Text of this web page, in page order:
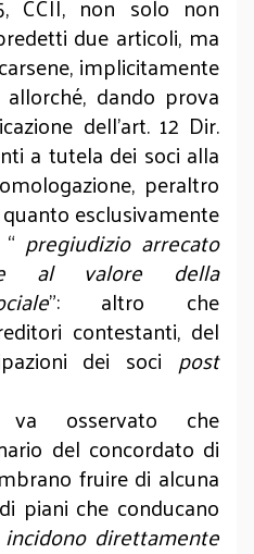
due articoli, ma
implicitamente
dando prova
dell’art. 12 Dir.
a tutela dei soci alla
peraltro
esclusivamente
pregiudizio arrecato
al valore della
”: altro che
contestanti, del
dei soci post
va osservato che
del concordato di
fruire di alcuna
piani che conducano
direttamente